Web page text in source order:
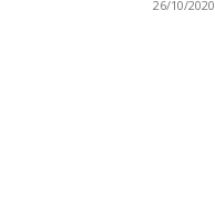
26/10/2020